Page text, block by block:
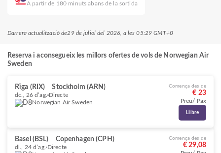
A partir de 180 minuts abans de la sortida
Darrera actualització de29 de juliol del 2026, a les 05:29 GMT+0
Reserva i aconsegueix les millors ofertes de vols de Norwegian Air
Sweden
Rīga (RIX) Stockholm (ARN)
dc., 26 d’ag. Directe
Norwegian Air Sweden
Comença des de
€ 23
Preu/ Pax
Llibre
Basel (BSL) Copenhagen (CPH)
dl., 24 d’ag. Directe
Comença des de
€ 29,08